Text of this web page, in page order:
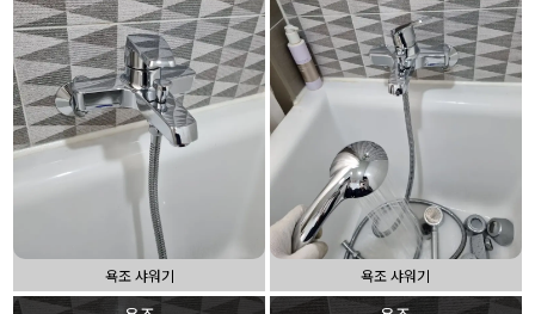
욕조 샤워기 욕조 샤워기